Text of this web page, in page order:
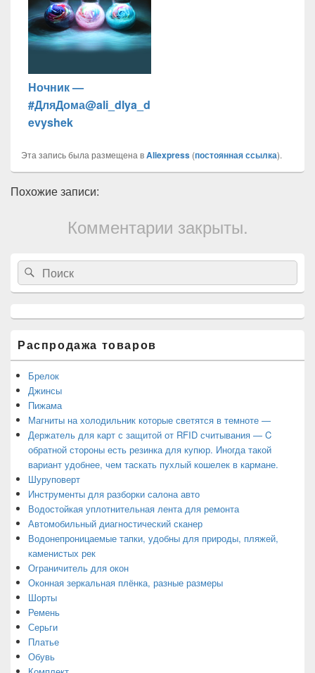
Ночник —
#ДляДома@ali_dlya_d
evyshek
Эта запись была размещена вAliexpress (постоянная ссылка).
Похожие записи:
Комментарии закрыты.
Область
основной
боковой
панели
Search
for:
Search
Распродажа товаров
Брелок
Джинсы
Пижама
Магниты на холодильник которые светятся в темноте —
Держатель для карт с защитой от RFID считывания — C
обратной стороны есть резинка для купюр. Иногда такой
вариант удобнее, чем таскать пухлый кошелек в кармане.
Шуруповерт
Инструменты для разборки салона авто
Водостойкая уплотнительная лента для ремонта
Автомобильный диагностический сканер
Водонепроницаемые тапки, удобны для природы, пляжей,
каменистых рек
Ограничитель для окон
Оконная зеркальная плёнка, разные размеры
Шорты
Ремень
Серьги
Платье
Обувь